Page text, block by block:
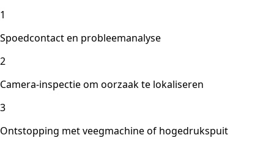
1
Spoedcontact en probleemanalyse
2
Camera-inspectie om oorzaak te lokaliseren
3
Ontstopping met veegmachine of hogedrukspuit